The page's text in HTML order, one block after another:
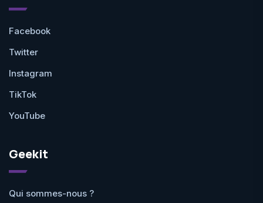
Facebook
Twitter
Instagram
TikTok
YouTube
Geekit
Qui sommes-nous ?